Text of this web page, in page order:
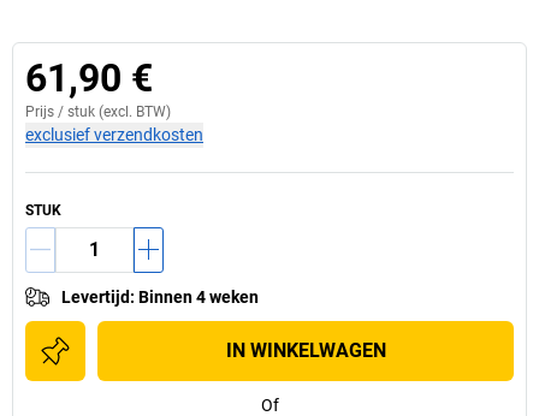
61,90 €
Prijs / stuk (excl. BTW)
exclusief verzendkosten
STUK
Levertijd: Binnen 4 weken
IN WINKELWAGEN
Of